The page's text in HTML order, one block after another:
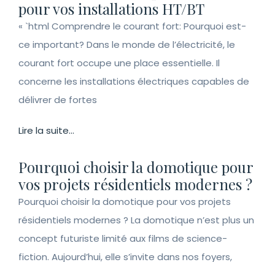
pour vos installations HT/BT
« `html Comprendre le courant fort: Pourquoi est-
ce important? Dans le monde de l’électricité, le
courant fort occupe une place essentielle. Il
concerne les installations électriques capables de
délivrer de fortes
Lire la suite...
Pourquoi choisir la domotique pour
vos projets résidentiels modernes ?
Pourquoi choisir la domotique pour vos projets
résidentiels modernes ? La domotique n’est plus un
concept futuriste limité aux films de science-
fiction. Aujourd’hui, elle s’invite dans nos foyers,